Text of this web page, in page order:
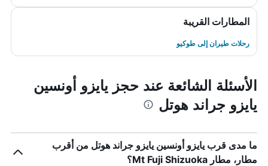
المطارات القريبة
رحلات طيران إلى طوكيو
الأسئلة الشائعة عند حجز يايزو أونسين
يايزو جراند هوتل
ما مدى قرب يايزو أونسين يايزو جراند هوتل من أقرب
مطار، مطار Mt Fuji Shizuoka؟